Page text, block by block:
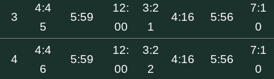
3
4:4
5
5:59
12:
00
3:2
1
4:16 5:56
7:1
0
4
4:4
6
5:59
12:
00
3:2
2
4:16 5:56
7:1
0